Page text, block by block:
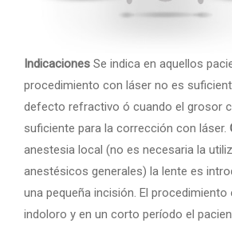
Indicaciones Se indica en aquellos
procedimiento con láser no es
defecto refractivo ó cuando el grosor
suficiente para la corrección con láser.
anestesia local (no es necesaria la
anestésicos generales) la lente es
una pequeña incisión. El
indoloro y en un corto período el